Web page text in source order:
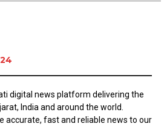
digital news platform delivering the
India and around the world.
accurate, fast and reliable news to our